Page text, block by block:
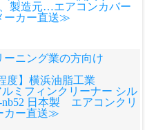
製造元…エアコンカバー
ーカー直送≫
ニング業の方向け
度】横浜油脂工業
ルミフィンクリーナー シル
nb52 日本製 エアコンクリ
カー直送≫